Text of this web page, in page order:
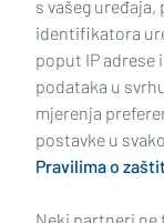
Impressum Uvjeti
Politika kolačića
s vašeg
identifikatora
poput IP
podataka u
mjerenja
postavke u
Pravilima o